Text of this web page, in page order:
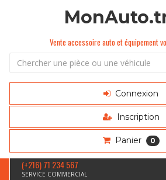
Vente accessoire auto et équipement
Connexion
Inscription
Panier 0
(+216) 71 234 567
SERVICE COMMERCIAL